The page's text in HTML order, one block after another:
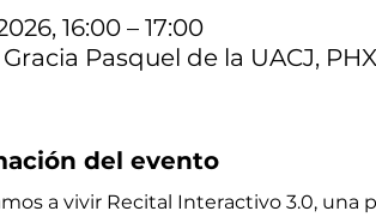
16:00 – 17:00
Pasquel de la UACJ,
del evento
a vivir Recital Interactivo 3.0,